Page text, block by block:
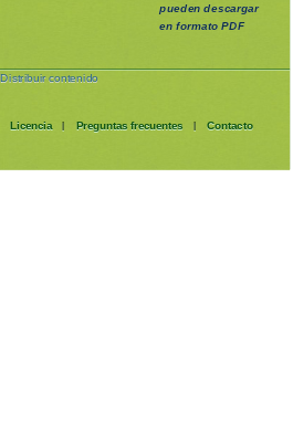
puedendescargar
en formato PDF
Licencia | Preguntas frecuentes | Contacto